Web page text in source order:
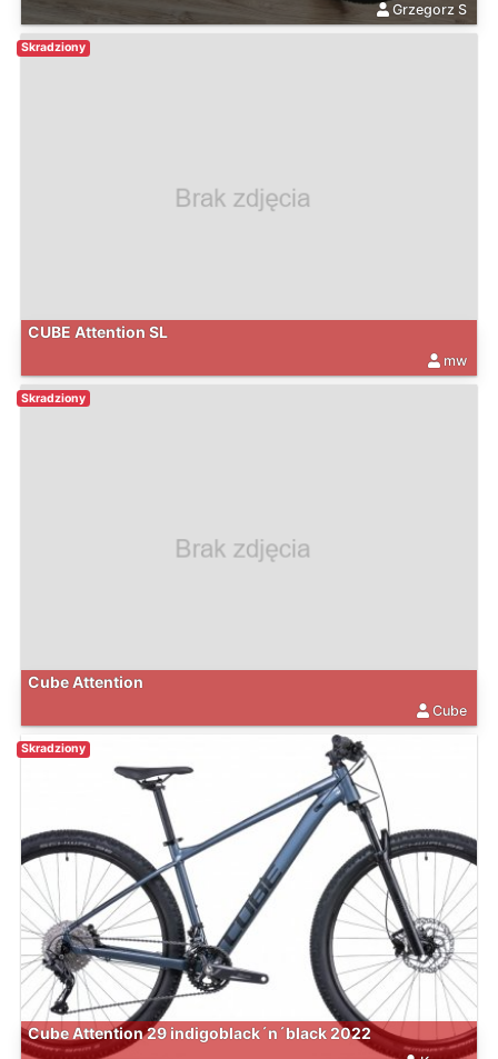
Grzegorz S
Skradziony
CUBE Attention SL
mw
Skradziony
Cube Attention
Cube
Skradziony
Cube Attention 29 indigoblack´n´black 2022